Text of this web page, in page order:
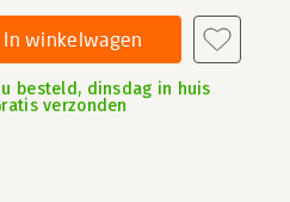
In winkelwagen
besteld, dinsdag in huis
verzonden